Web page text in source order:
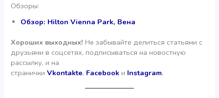
Обзоры:
Обзор: Hilton Vienna Park, Вена
Хороших выходных!Не забывайте делиться статьями с
друзьями в соцсетях, подписываться на новостную
рассылку, и на
странички Vkontakte, Facebook и Instagram.